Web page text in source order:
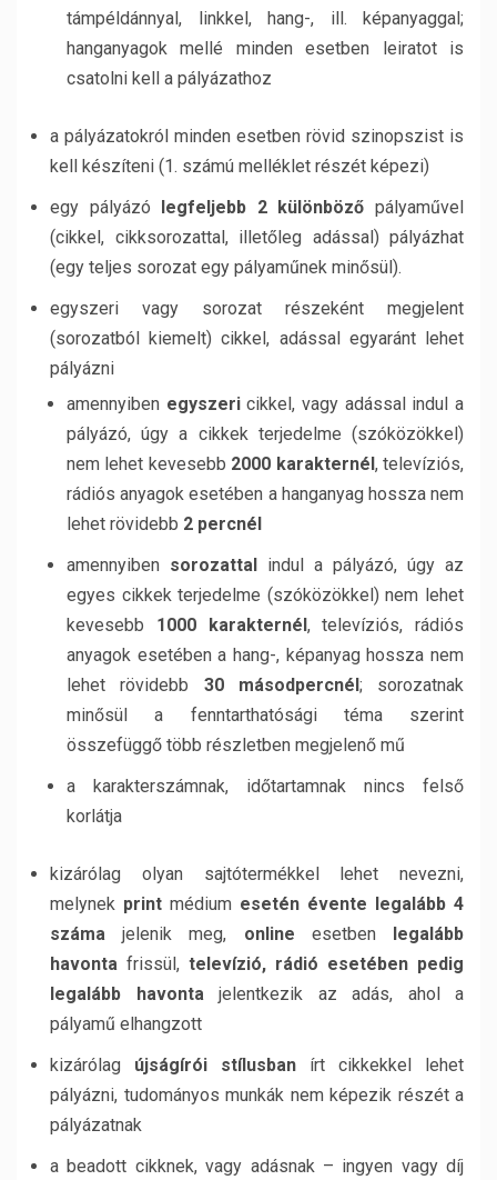
támpéldánnyal, linkkel, hang-, ill. képanyaggal;
hanganyagok mellé minden esetben leiratot is
csatolni kell a pályázathoz
a pályázatokról minden esetben rövid szinopszist is
kell készíteni (1. számú melléklet részét képezi)
egy pályázó legfeljebb 2 különböző pályaművel
(cikkel, cikksorozattal, illetőleg adással) pályázhat
(egy teljes sorozat egy pályaműnek minősül).
egyszeri vagy sorozat részeként megjelent
(sorozatból kiemelt) cikkel, adással egyaránt lehet
pályázni
amennyiben egyszericikkel, vagy adással indul a
pályázó, úgy a cikkek terjedelme (szóközökkel)
nem lehet kevesebb 2000 karakternél, televíziós,
rádiós anyagok esetében a hanganyag hossza nem
lehet rövidebb 2 percnél
amennyiben sorozattal indul a pályázó, úgy az
egyes cikkek terjedelme (szóközökkel) nem lehet
kevesebb 1000 karakternél, televíziós, rádiós
anyagok esetében a hang-, képanyag hossza nem
lehet rövidebb 30 másodpercnél; sorozatnak
minősül a fenntarthatósági téma szerint
összefüggő több részletben megjelenő mű
a karakterszámnak, időtartamnak nincs felső
korlátja
kizárólag olyan sajtótermékkel lehet nevezni,
melynek print médium esetén évente legalább 4
száma jelenik meg, online esetben legalább
havonta frissül, televízió, rádió esetében pedig
legalább havonta jelentkezik az adás, ahol a
pályamű elhangzott
kizárólag újságírói stílusban írt cikkekkel lehet
pályázni, tudományos munkák nem képezik részét a
pályázatnak
a beadott cikknek, vagy adásnak – ingyen vagy díj